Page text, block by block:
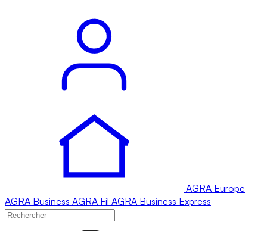
AGRA Europe
AGRA Business AGRA Fil AGRA Business Express